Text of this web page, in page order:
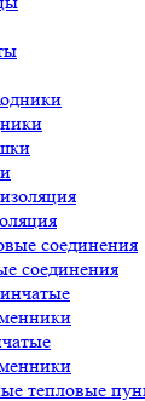
соединения